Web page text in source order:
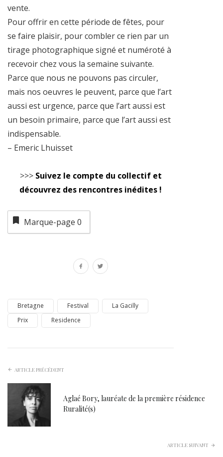
vente.
Pour offrir en cette période de fêtes, pour
se faire plaisir, pour combler ce rien par un
tirage photographique signé et numéroté à
recevoir chez vous la semaine suivante.
Parce que nous ne pouvons pas circuler,
mais nos oeuvres le peuvent, parce que l’art
aussi est urgence, parce que l’art aussi est
un besoin primaire, parce que l’art aussi est
indispensable.
– Emeric Lhuisset
>>> Suivez le compte du collectif et
découvrez des rencontres inédites !
Marque-page 0
Bretagne Festival
La Gacilly
Prix
Residence
ARTICLE PRÉCÉDENT
Aglaé Bory, lauréate de la première résidence
Ruralité(s)
ARTICLE SUIVANT